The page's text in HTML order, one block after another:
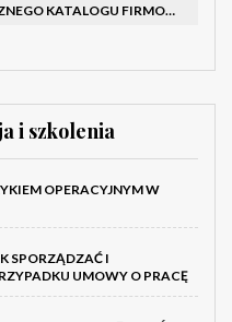
KLUCZOWE ELEMENTY SKUTECZNEGO KATALOGU FIRMOWEGO I BROSZURY
i szkolenia
OPERACYJNYM W
SPORZĄDZAĆ I
UMOWY O PRACĘ